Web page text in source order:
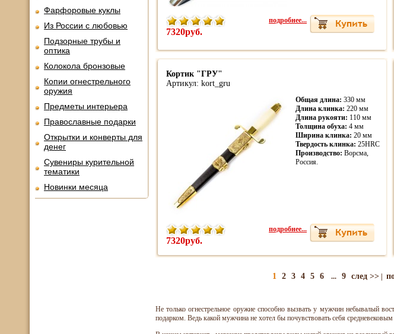
Фарфоровые куклы
Из России с любовью
Подзорные трубы и
оптика
Колокола бронзовые
Копии огнестрельного
оружия
Предметы интерьера
Православные подарки
Открытки и конверты для
денег
Сувениры курительной
тематики
Новинки месяца
7320руб.
подробнее...
Кортик "ГРУ"
Артикул: kort_gru
Общая длина: 330 мм
Длина клинка: 220 мм
Длина рукояти: 110 мм
Толщина обуха: 4 мм
Ширина клинка: 20 мм
Твердость клинка: 25HRC
Производство: Ворсма,
Россия.
7320руб.
подробнее...
1 2 3 4 5 6... 9 след >>|
Не только огнестрельное оружие способно вызвать у мужчин небывалый
подарком. Ведь какой мужчина не хотел бы почувствовать себя